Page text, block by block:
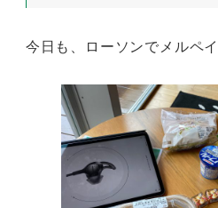
今日も、ローソンでメルペ